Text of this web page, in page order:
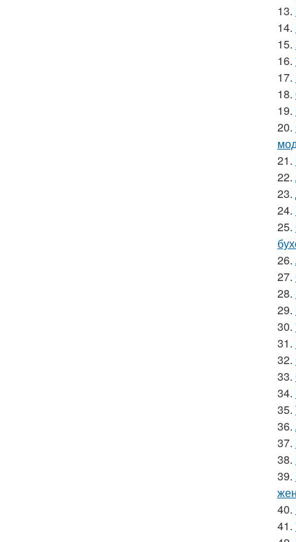
13.
14.
15.
16.
17.
18.
19.
20.
21.
22.
23.
24.
25.
26.
27.
28.
29.
30.
31.
32.
33.
34.
35.
36.
37.
38.
39.
40.
41.